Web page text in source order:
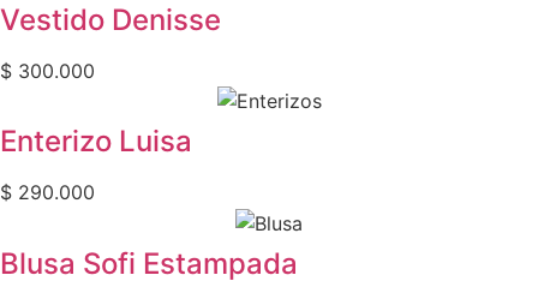
Vestido Denisse
$ 300.000
Enterizo Luisa
$ 290.000
Blusa Sofi Estampada